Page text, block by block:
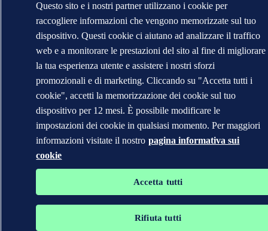
Questo sito e i nostri partner utilizzano i cookie per
raccogliere informazioni che vengono memorizzate sul tuo
dispositivo. Questi cookie ci aiutano ad analizzare il traffico
web e a monitorare le prestazioni del sito al fine di migliorare
la tua esperienza utente e assistere i nostri sforzi
promozionali e di marketing. Cliccando su "Accetta tutti i
cookie", accetti la memorizzazione dei cookie sul tuo
dispositivo per 12 mesi. È possibile modificare le
impostazioni dei cookie in qualsiasi momento. Per maggiori
informazioni visitate il nostro pagina informativa sui
cookie
Accetta tutti
Rifiuta tutti